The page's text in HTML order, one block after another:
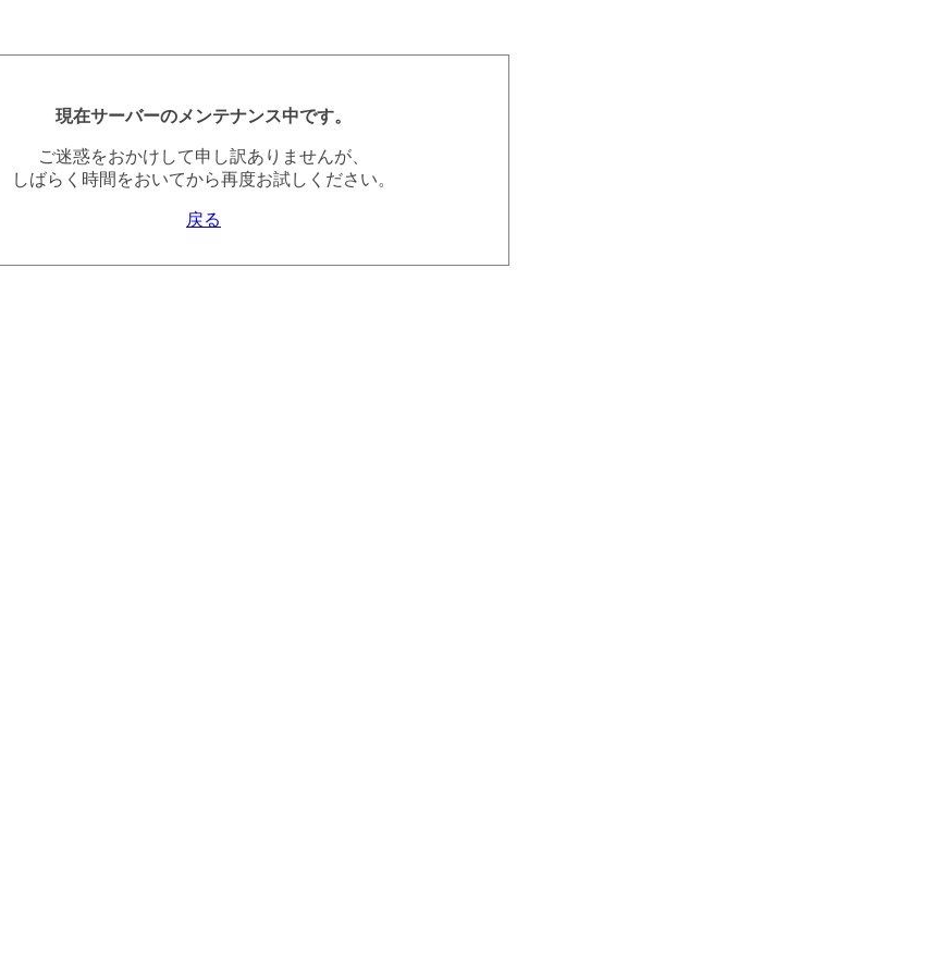
現在サーバーのメンテナンス中です。
ご迷惑をおかけして申し訳ありませんが、
しばらく時間をおいてから再度お試しください。
戻る